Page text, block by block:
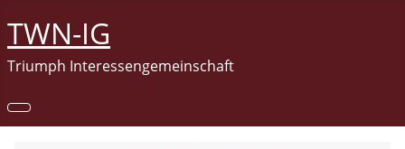
TWN-IG
Triumph Interessengemeinschaft